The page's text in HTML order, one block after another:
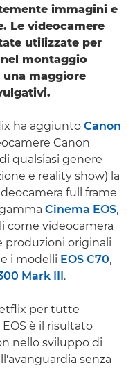
immagini e
Le videocamere
utilizzate per
montaggio
una maggiore
ha aggiunto Canon
Canon
qualsiasi genere
e reality show) la
full frame
Cinema EOS,
come videocamera
produzioni originali
i modelli EOS C70,
Mark III.
per tutte
è il risultato
nello sviluppo di
senza